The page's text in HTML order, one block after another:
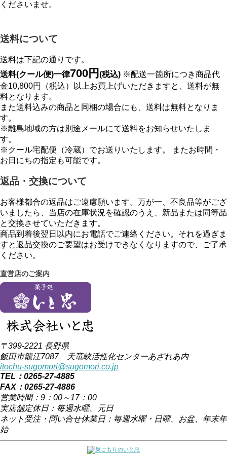
くださいませ。
送料について
送料は下記の通りです。
送料(クール便)一律700円 (税込) ※配送一箇所につき商品代
金10,800円（税込）以上お買上げいただきますと、送料が無
料となります。
また送料込みの商品と同梱の場合にも、送料は無料となりま
す。
※離島地域の方は別途メールにて送料をお知らせいたしま
す。
※クール宅配便（冷蔵）でお送りいたします。 またお時間・
お日にちの指定も可能です。
返品・交換について
お客様都合の返品はご遠慮願います。万が一、不良品等がござ
いましたら、当店の在庫状況を確認のうえ、新品または同等品
と交換させていただきます。
商品到着後翌日以内にお電話でご連絡ください。それを過ぎま
すと返品交換のご要望はお受けできなくなりますので、ご了承
ください。
直営店のご案内
〒399-2221 長野県
飯田市龍江7087 天竜峡活性化センターあざれあ内
itochu-sugomori@sugomori.co.jp
TEL：0265-27-4885
FAX：0265-27-4886
営業時間：9：00～17：00
実店舗定休日：毎週水曜、元日
ネット受注・問い合せ休業日：毎週水曜・日曜、お盆、年末年
始